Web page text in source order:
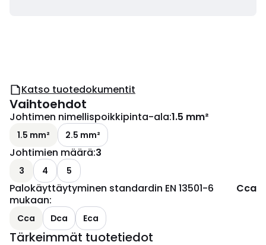
Katso tuotedokumentit
Vaihtoehdot
Johtimen nimellispoikkipinta-ala:1.5 mm²
1.5 mm² 2.5 mm²
Johtimien määrä:3
3 4 5
Palokäyttäytyminen standardin EN 13501-6
mukaan:
Cca
Cca Dca Eca
Tärkeimmät tuotetiedot